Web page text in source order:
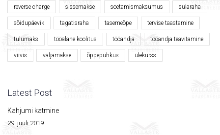
reverse charge sissemakse soetamismaksumus sularaha
sõidupäevik tagatisraha tasemeõpe tervise taastamine
tulumaks tööalane koolitus tööandja tööandja teavitamine
viivis väljamakse õppepuhkus ülekurss
Latest Post
Kahjumi katmine
29. juuli 2019